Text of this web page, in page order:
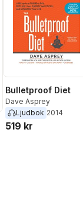
Bulletproof Diet
Dave Asprey
Ljudbok 2014
519 kr